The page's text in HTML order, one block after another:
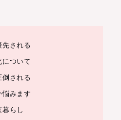
される
ついて
される
みます
らし